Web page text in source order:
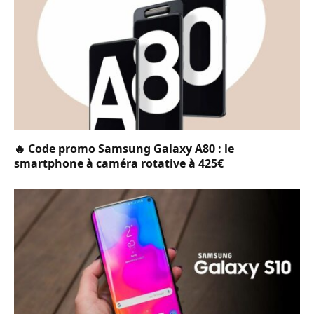
🔥 Code promo Samsung Galaxy A80 : le
smartphone à caméra rotative à 425€